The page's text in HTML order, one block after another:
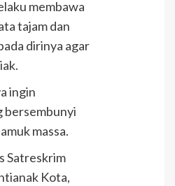
membawa
tajam dan
dirinya agar
ingin
bersembunyi
massa.
Satreskrim
Kota,